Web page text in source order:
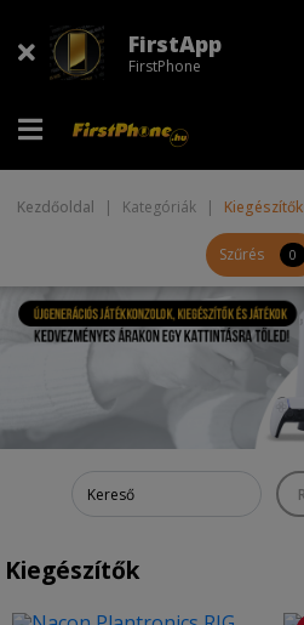
FirstApp
FirstPhone
Kezdőoldal | Kategóriák | Kiegészítők
Szűrés 0
Kiegészítők